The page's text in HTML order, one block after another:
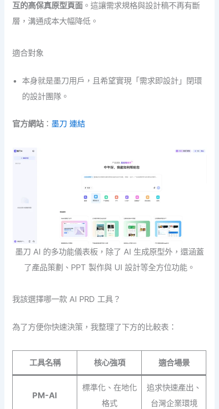
互的高保真原型頁面 。這讓需求規格與設計稿不再有斷
層，溝通成本大幅降低。
適合對象
本身就是墨刀用戶，且希望實現「需求即設計」閉環
的設計團隊。
官方網站： 墨刀 連結
墨刀 AI 的多功能儀表板，除了 AI 生成原型外，還涵蓋
了產品策劃、PPT 製作與 UI 設計等全方位功能。
我該選擇哪一款 AI PRD 工具？
為了方便你快速決策，我整理了下方的比較表：
工具名稱 核心強項 適合場景
PM-AI
標準化、在地化
格式
追求快速產出、
台灣企業環境